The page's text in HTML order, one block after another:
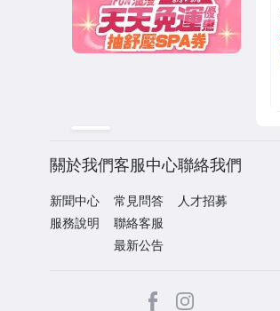
關於我們
新聞中心
服務說明
客服中心
常見問答
聯絡客服
最新公告
聯絡我們
人才招募
facebook